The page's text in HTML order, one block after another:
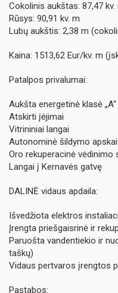
Cokolinis aukštas: 87,47 kv.
Rūsys: 90,91 kv. m
Lubų aukštis: 2,38 m
Kaina: 1513,62 Eur/kv. m
Patalpos privalumai:
Aukšta energetinė klasė „A“
Atskirti įėjimai
Vitrininiai langai
Autonominė šildymo
Oro rekuperacinė vėdinimo
Langai į Kernavės gatvę
DALINĖ vidaus apdaila:
Išvedžiota elektros
Įrengta priešgaisrinė ir
Paruošta vandentiekio ir
taškų)
Vidaus pertvaros įrengtos
Pastabos: